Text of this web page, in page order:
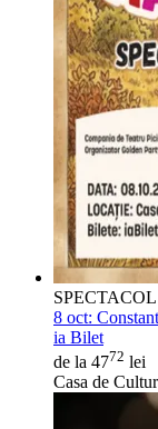
SPECTACOL
8 oct:
ia Bilet
de la 4772 lei
Casa de